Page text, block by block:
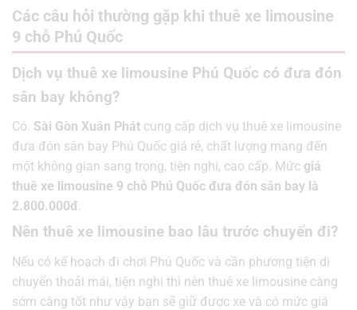
Các câu hỏi thường gặp khi thuê xe limousine
9 chỗ Phú Quốc
Dịch vụ thuê xe limousine Phú Quốc có đưa đón
sân bay không?
Có. Sài Gòn Xuân Phát cung cấp dịch vụ thuê xe limousine
đưa đón sân bay Phú Quốc giá rẻ, chất lượng mang đến
một không gian sang trọng, tiện nghi, cao cấp. Mức giá
thuê xe limousine 9 chỗ Phú Quốc đưa đón sân bay là
2.800.000đ.
Nên thuê xe limousine bao lâu trước chuyến đi?
Nếu có kế hoạch đi chơi Phú Quốc và cần phương tiện di
chuyển thoải mái, tiện nghi thì nên thuê xe limousine càng
sớm càng tốt như vậy bạn sẽ giữ được xe và có mức giá